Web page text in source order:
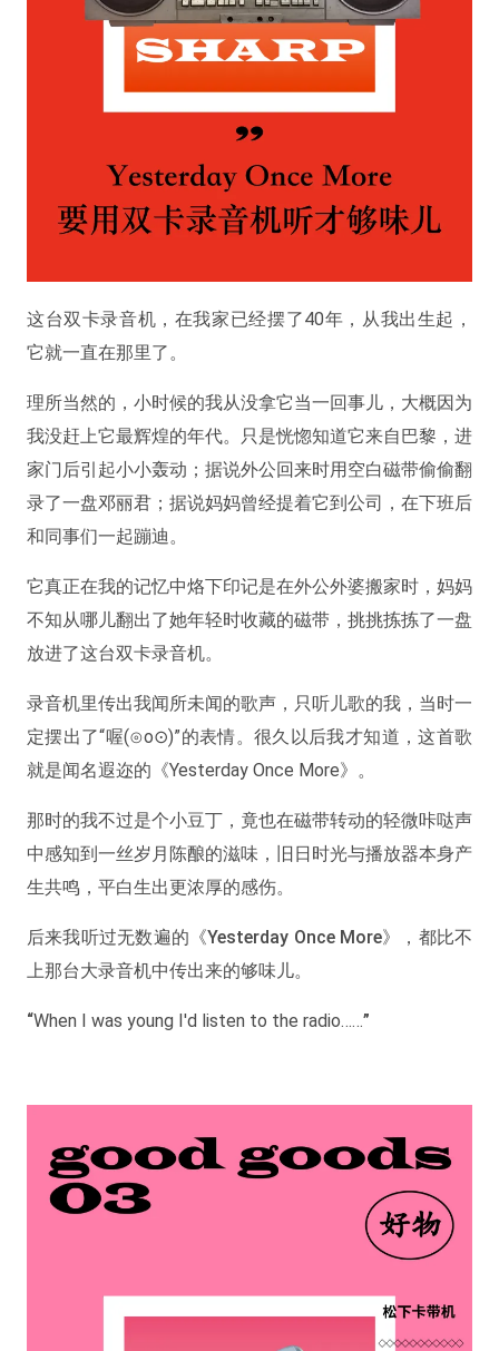
这台双卡录音机，在我家已经摆了40年，从我出生起，
它就一直在那里了。
理所当然的，小时候的我从没拿它当一回事儿，大概因为
我没赶上它最辉煌的年代。只是恍惚知道它来自巴黎，进
家门后引起小小轰动；据说外公回来时用空白磁带偷偷翻
录了一盘邓丽君；据说妈妈曾经提着它到公司，在下班后
和同事们一起蹦迪。
它真正在我的记忆中烙下印记是在外公外婆搬家时，妈妈
不知从哪儿翻出了她年轻时收藏的磁带，挑挑拣拣了一盘
放进了这台双卡录音机。
录音机里传出我闻所未闻的歌声，只听儿歌的我，当时一
定摆出了“喔(⊙o⊙)”的表情。很久以后我才知道，这首歌
就是闻名遐迩的《Yesterday Once More》。
那时的我不过是个小豆丁，竟也在磁带转动的轻微咔哒声
中感知到一丝岁月陈酿的滋味，旧日时光与播放器本身产
生共鸣，平白生出更浓厚的感伤。
后来我听过无数遍的《Yesterday Once More》，都比不
上那台大录音机中传出来的够味儿。
“When I was young I'd listen to the radio……”